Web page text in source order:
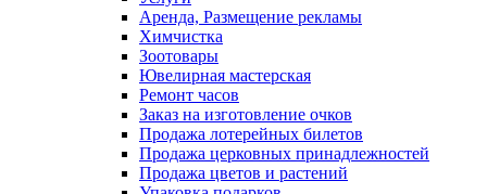
Аренда, Размещение рекламы
Химчистка
Зоотовары
Ювелирная мастерская
Ремонт часов
Заказ на изготовление очков
Продажа лотерейных билетов
Продажа церковных принадлежностей
Продажа цветов и растений